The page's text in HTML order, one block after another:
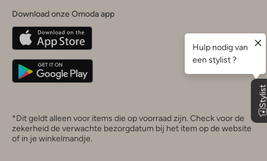
Belgique(Français)
Deutschland
Download onze Omoda app
*Dit geldt alleen voor items die op voorraad zijn. Check voor de
zekerheid de verwachte bezorgdatum bij het item op de website
of in je winkelmandje.